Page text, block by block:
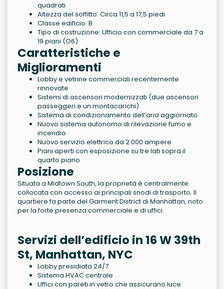
quadrati
Altezza del soffitto: Circa 11,5 a 17,5 piedi
Classe edificio: B
Tipo di costruzione: Ufficio con commerciale da 7 a
19 piani (O6)
Caratteristiche e
Miglioramenti
Lobby e vetrine commerciali recentemente
rinnovate
Sistemi di ascensori modernizzati (due ascensori
passeggeri e un montacarichi)
Sistema di condizionamento dell’aria aggiornato
Nuovo sistema autonomo di rilevazione fumo e
incendio
Nuovo servizio elettrico da 2.000 ampere
Piani aperti con esposizione su tre lati sopra il
quarto piano
Posizione
Situata a Midtown South, la proprietà è centralmente
collocata con accesso ai principali snodi di trasporto. Il
quartiere fa parte del Garment District di Manhattan, noto
per la forte presenza commerciale e di uffici.
Servizi dell’edificio in 16 W 39th
St, Manhattan, NYC
Lobby presidiata 24/7
Sistema HVAC centrale
Uffici con pareti in vetro che assicurano luce